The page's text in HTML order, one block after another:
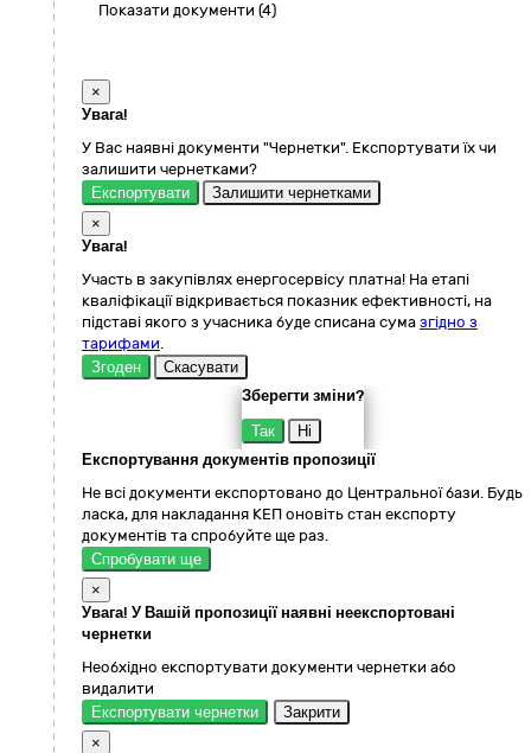
Показати документи (4)
×
Увага!
У Вас наявні документи "Чернетки". Експортувати їх чи
залишити чернетками?
Експортувати
Залишити чернетками
×
Увага!
Участь в закупівлях енергосервісу платна! На етапі
кваліфікації відкривається показник ефективності, на
підставі якого з учасника буде списана сума згідно з
тарифами.
Згоден
Скасувати
Зберегти зміни?
Так
Ні
Експортування документів пропозиції
Не всі документи експортовано до Центральної бази. Будь
ласка, для накладання КЕП оновіть стан експорту
документів та спробуйте ще раз.
Спробувати ще
×
Увага! У Вашій пропозиції наявні неекспортовані
чернетки
Необхідно експортувати документи чернетки або
видалити
Експортувати чернетки
Закрити
×